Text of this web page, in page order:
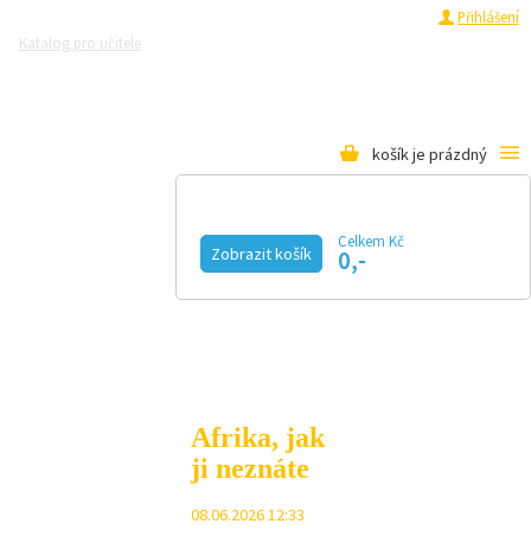
Přihlášení
Katalog pro učitele
košík je prázdný
Zobrazit košík
Celkem Kč
0,-
KALENDÁŘ AKCÍ
MAGAZÍN
Afrika, jak
ji neznáte
08.06.2026 12:33